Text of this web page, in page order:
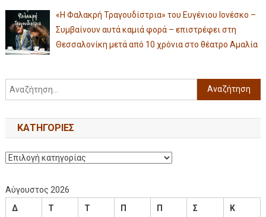
«Η Φαλακρή Τραγουδίστρια» του Ευγένιου Ιονέσκο –
Συμβαίνουν αυτά καμιά φορά – επιστρέφει στη
Θεσσαλονίκη μετά από 10 χρόνια στο θέατρο Αμαλία
KΑΤΗΓΟΡΊΕΣ
Αύγουστος 2026
Δ
Τ Τ Π Π Σ Κ